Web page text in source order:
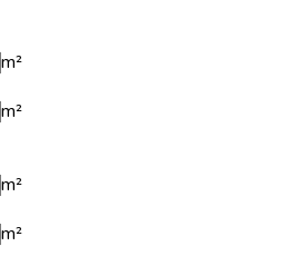
m²
m²
m²
m²